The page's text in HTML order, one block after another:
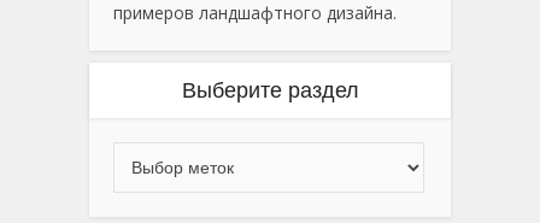
примеров ландшафтного дизайна.
Выберите раздел